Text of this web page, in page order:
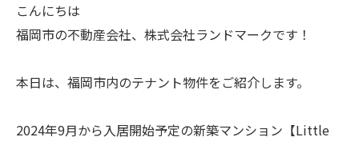
こんにちは
福岡市の不動産会社、株式会社ランドマークです！
本日は、福岡市内のテナント物件をご紹介します。
2024年9月から入居開始予定の新築マンション【Little